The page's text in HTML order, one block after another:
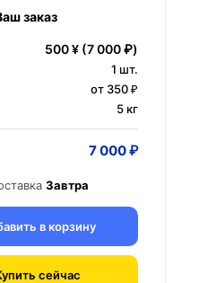
заказ
500 ¥ (7 000 ₽)
1 шт.
от 350 ₽
5 кг
7 000 ₽
Завтра
в корзину
сейчас